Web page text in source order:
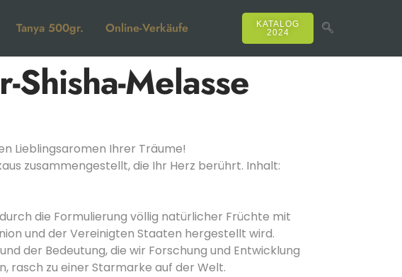
Tanya 500gr. Online-Verkäufe
KATALOG
2024
Melasse
Lieblingsaromen Ihrer Träume!
zusammengestellt, die Ihr Herz berührt. Inhalt:
die Formulierung völlig natürlicher Früchte mit
und der Vereinigten Staaten hergestellt wird.
der Bedeutung, die wir Forschung und Entwicklung
rasch zu einer Starmarke auf der Welt.